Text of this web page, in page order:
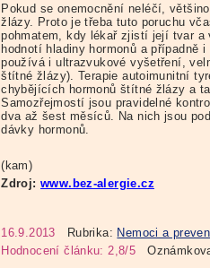
Pokud se onemocnění neléčí,
žlázy. Proto je třeba tuto poruchu
pohmatem, kdy lékař zjistí její tvar
hodnotí hladiny hormonů a
používá i ultrazvukové vyšetření,
štítné žlázy). Terapie autoimunitní
chybějících hormonů štítné žlázy a
Samozřejmostí jsou pravidelné
dva až šest měsíců. Na nich jsou
dávky hormonů.
(kam)
Zdroj: www.bez-alergie.cz
16.9.2013 Rubrika: Nemoci a
Hodnocení článku: 2,8/5